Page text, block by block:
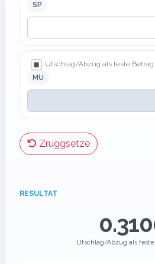
SP
Ufschlag/Abzug als feste Betrag
MU
Zruggsetze
RESULTAT
Ufschlag/Abzug als feste